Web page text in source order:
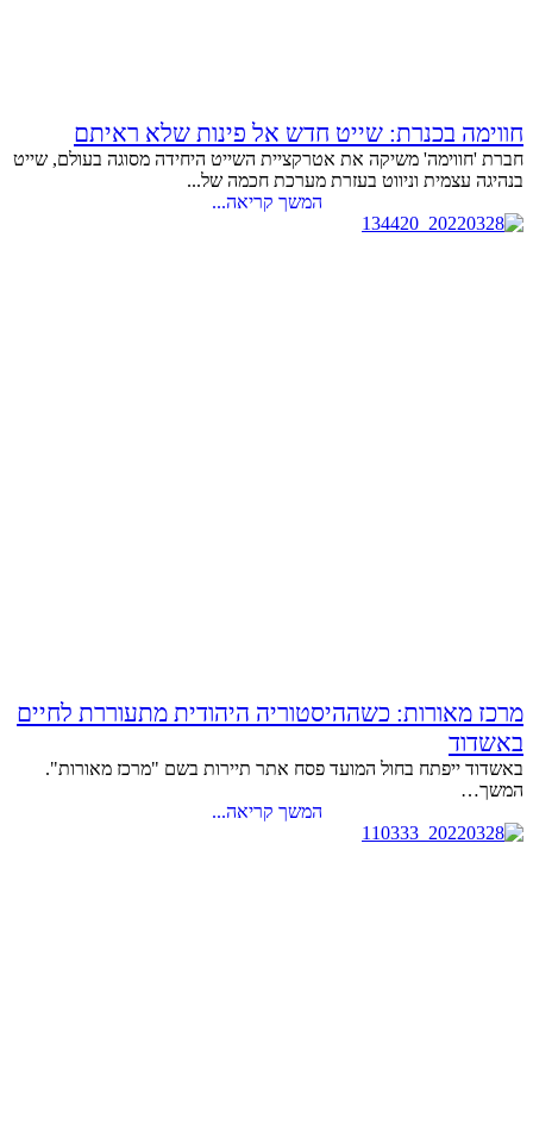
חווימה בכנרת: שייט חדש אל פינות שלא ראיתם
חברת 'חווימה' משיקה את אטרקציית השייט היחידה מסוגה בעולם, שייט
בנהיגה עצמית וניווט בעזרת מערכת חכמה של...
המשך קריאה...
מרכז מאורות: כשההיסטוריה היהודית מתעוררת לחיים
באשדוד
באשדוד ייפתח בחול המועד פסח אתר תיירות בשם "מרכז מאורות".
המשך…
המשך קריאה...